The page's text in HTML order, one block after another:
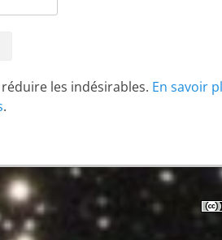
les indésirables. En savoir
.